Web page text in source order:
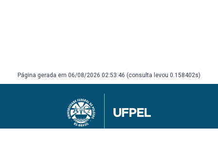
Página gerada em 06/08/2026 02:53:46 (consulta levou 0.158402s)